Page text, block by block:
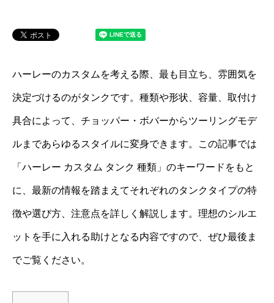
ハーレーのカスタムを考える際、最も目立ち、雰囲気を
決定づけるのがタンクです。種類や形状、容量、取付け
具合によって、チョッパー・ボバーからツーリングモデ
ルまであらゆるスタイルに変身できます。この記事では
「ハーレー カスタム タンク 種類」のキーワードをもと
に、最新の情報を踏まえてそれぞれのタンクタイプの特
徴や選び方、注意点を詳しく解説します。理想のシルエ
ットを手に入れる助けとなる内容ですので、ぜひ最後ま
でご覧ください。